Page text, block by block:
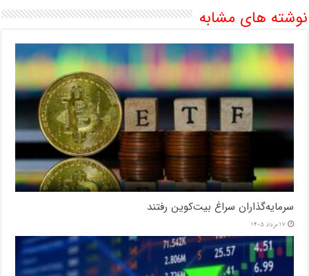
نوشته های مشابه
سرمایه‌گذاران سراغ بیت‌کوین رفتند
17 مرداد 1405